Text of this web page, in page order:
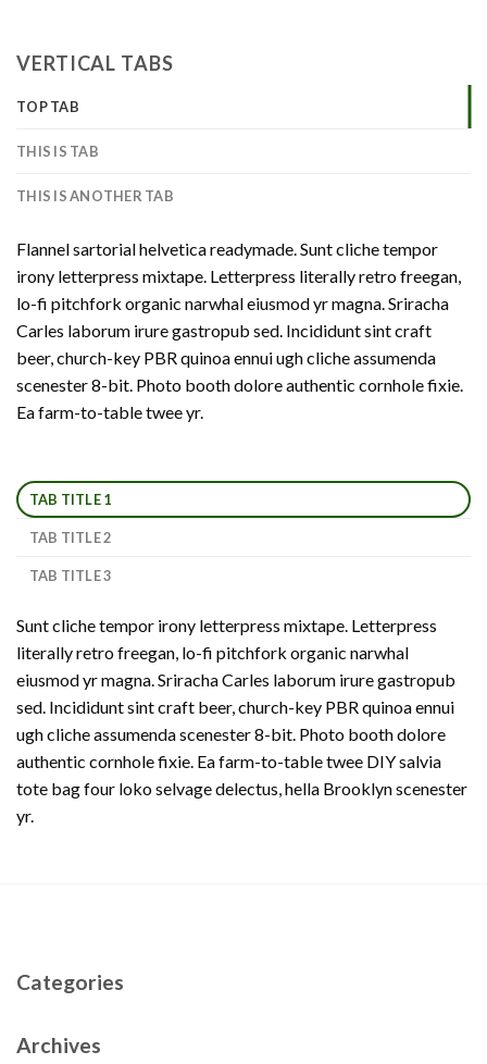
VERTICAL TABS
TOP TAB
THIS IS TAB
THIS IS ANOTHER TAB
Flannel sartorial helvetica readymade. Sunt cliche tempor
irony letterpress mixtape. Letterpress literally retro freegan,
lo-fi pitchfork organic narwhal eiusmod yr magna. Sriracha
Carles laborum irure gastropub sed. Incididunt sint craft
beer, church-key PBR quinoa ennui ugh cliche assumenda
scenester 8-bit. Photo booth dolore authentic cornhole fixie.
Ea farm-to-table twee yr.
TAB TITLE 1
TAB TITLE 2
TAB TITLE 3
Sunt cliche tempor irony letterpress mixtape. Letterpress
literally retro freegan, lo-fi pitchfork organic narwhal
eiusmod yr magna. Sriracha Carles laborum irure gastropub
sed. Incididunt sint craft beer, church-key PBR quinoa ennui
ugh cliche assumenda scenester 8-bit. Photo booth dolore
authentic cornhole fixie. Ea farm-to-table twee DIY salvia
tote bag four loko selvage delectus, hella Brooklyn scenester
yr.
Categories
Archives